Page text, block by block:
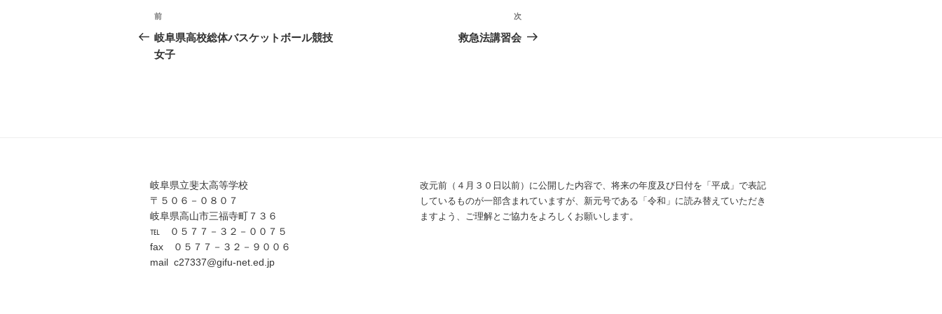
投
稿
ナ
ョ
ン
前
の
投
前
岐阜県高校総体バスケットボール競技
女子
次
の
次
救急法講習会
岐阜県立斐太高等学校
〒５０６－０８０７
岐阜県高山市三福寺町７３６
℡ ０５７７－３２－００７５
fax ０５７７－３２－９００６
mail c27337@gifu-net.ed.jp
改元前（４月３０日以前）に公開した内容で、将来の年度及び日付を「平成」で表記
しているものが一部含まれていますが、新元号である「令和」に読み替えていただき
ますよう、ご理解とご協力をよろしくお願いします。